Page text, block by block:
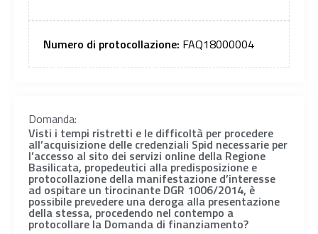
Numero di protocollazione: FAQ18000004
Domanda:
Visti i tempi ristretti e le difficoltà per procedere
all’acquisizione delle credenziali Spid necessarie per
l’accesso al sito dei servizi online della Regione
Basilicata, propedeutici alla predisposizione e
protocollazione della manifestazione d’interesse
ad ospitare un tirocinante DGR 1006/2014, è
possibile prevedere una deroga alla presentazione
della stessa, procedendo nel contempo a
protocollare la Domanda di finanziamento?